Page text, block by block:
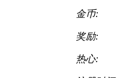
金币:
奖励:
热心: